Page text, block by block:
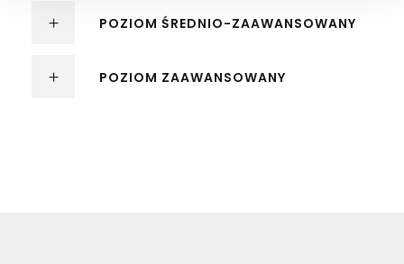
POZIOM ŚREDNIO-ZAAWANSOWANY
POZIOM ZAAWANSOWANY